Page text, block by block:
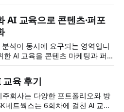
위로 활용하는 방법을 습득했습
AI 교육으로 콘텐츠·퍼포
석이 동시에 요구되는 영역입니
AI 교육을 콘텐츠 마케팅과 퍼포
대상: 삼성
육 후기
주회사는 다양한 포트폴리오와 방
네트웍스는 6회차에 걸친 AI 교육